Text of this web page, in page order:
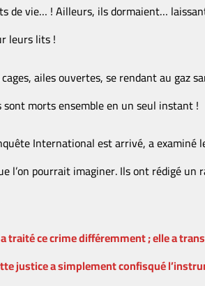
de vie… ! Ailleurs, ils dormaient…
leurs lits !
ailes ouvertes, se rendant au gaz
morts ensemble en un seul instant !
International est arrivé, a examiné
l’on pourrait imaginer. Ils ont rédigé un
traité ce crime différemment ; elle a
justice a simplement confisqué